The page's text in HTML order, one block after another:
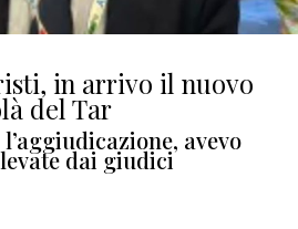
in arrivo il nuovo
del Tar
avevo
dai giudici